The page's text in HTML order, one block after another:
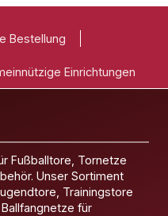
Bestellung
Einrichtungen
Fußballtore, Tornetze
Unser Sortiment
Trainingstore
für